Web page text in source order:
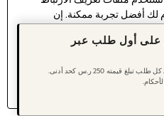
لك أفضل تجربة ممكنة. إن
على استخدامنا لملفات تعريف
المزيد عن إدارة إعدادات ملفات
الارتباط (الكوكيز).
خصم على أول طلب عبر
يُطبق العرض تلقائيًا في صفحة السداد على كل طلب تبلغ قيمته 250 ر.س كحد أدنى.